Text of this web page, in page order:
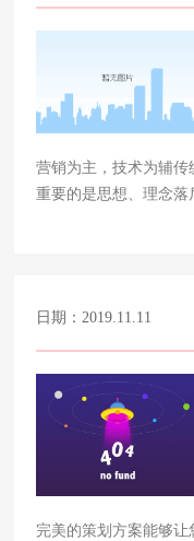
营销为主，技术为辅
重要的是思想、理念落
日期：2019.11.11
完美的策划方案能够